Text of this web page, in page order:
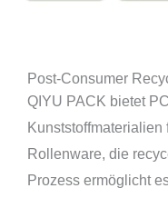
Post-Consumer
QIYU PACK bietet
Rollenware, die
Prozess ermöglicht